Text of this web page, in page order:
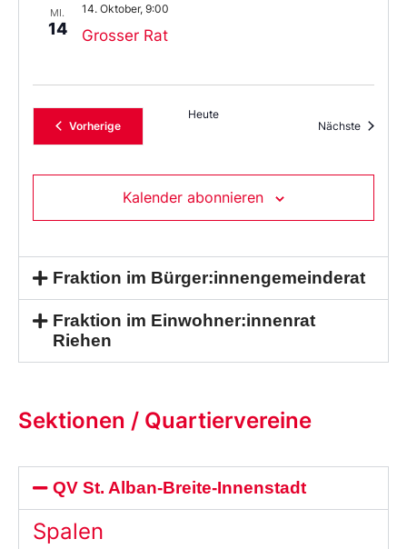
MI.
14 Grosser Rat
14. Oktober, 9:00
VorherigeVeranstaltungen
Heute
Nächste
Kalender abonnieren
Fraktion im Bürger:innengemeinderat
Fraktion im Einwohner:innenrat
Riehen
Sektionen / Quartiervereine
QV St. Alban-Breite-Innenstadt
Spalen